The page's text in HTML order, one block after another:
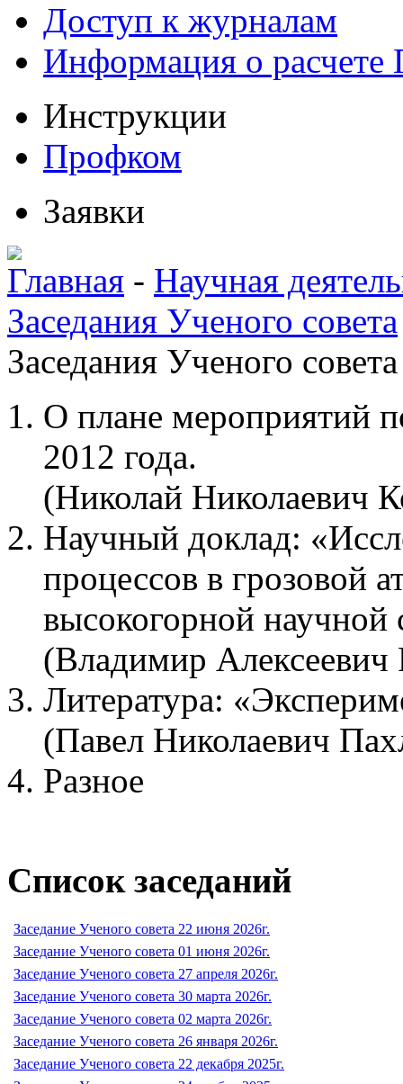
Доступ к журналам
Информация о
Инструкции
Профком
Заявки
Главная - Научная
Заседания Ученого совета
Заседания Ученого
О плане мероприятий
2012 года.
(Николай Николаевич
Научный доклад:
процессов в грозовой
высокогорной
(Владимир Алексеевич
Литература:
(Павел Николаевич
Разное
Список заседаний
Заседание Ученого совета 22 июня 2026г.
Заседание Ученого совета 01 июня 2026г.
Заседание Ученого совета 27 апреля 2026г.
Заседание Ученого совета 30 марта 2026г.
Заседание Ученого совета 02 марта 2026г.
Заседание Ученого совета 26 января 2026г.
Заседание Ученого совета 22 декабря 2025г.